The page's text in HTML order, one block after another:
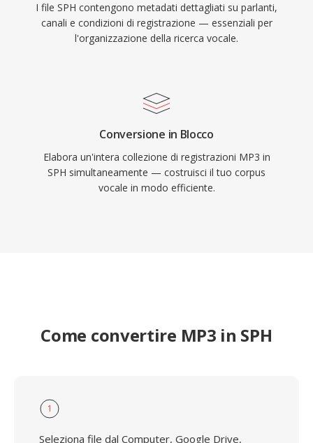
I file SPH contengono metadati dettagliati su parlanti,
canali e condizioni di registrazione — essenziali per
l'organizzazione della ricerca vocale.
Conversione in Blocco
Elabora un'intera collezione di registrazioni MP3 in
SPH simultaneamente — costruisci il tuo corpus
vocale in modo efficiente.
Come convertire MP3 in SPH
1
Seleziona file dal Computer, Google Drive,